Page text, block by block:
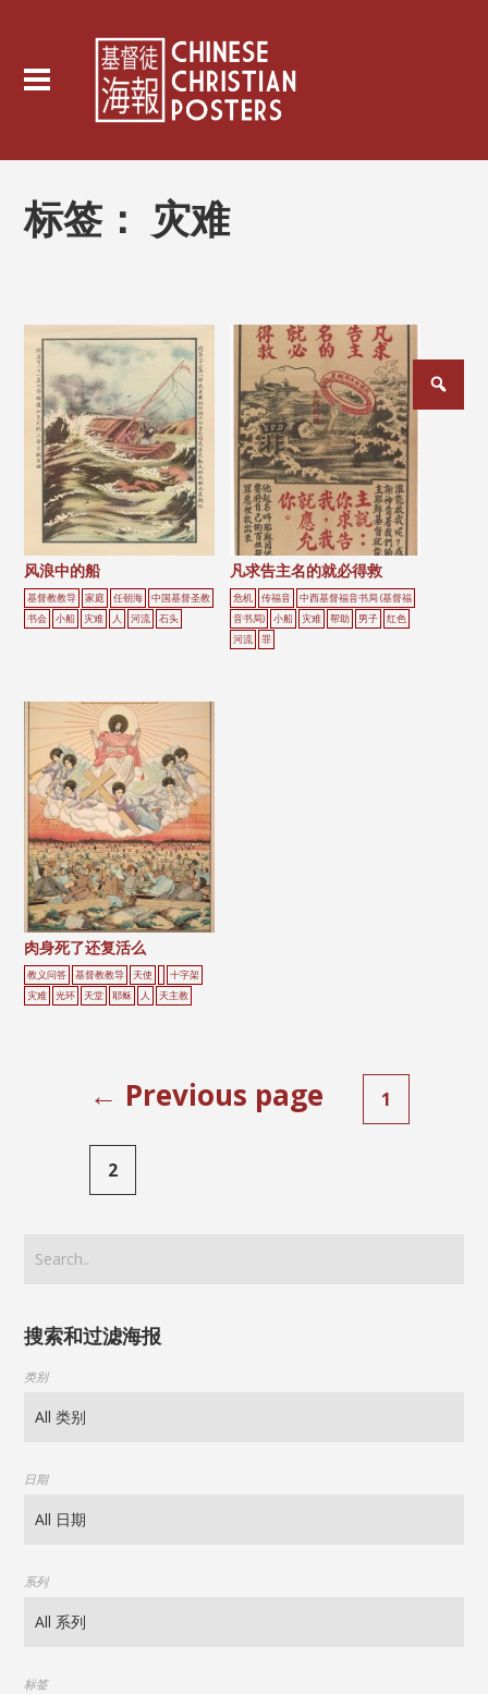
标签： 灾难
风浪中的船
基督教教导 家庭 任朝海
中国基督圣教
书会
小船 灾难 人 河流 石头
凡求告主名的就必得救
危机 传福音
中西基督福音书局 (基督福
音书局)
小船 灾难 帮助 男子
红色
河流
罪
肉身死了还复活么
教义问答 基督教教导 天使
十字架
灾难
光环 天堂 耶稣 人 天主教
文
章
分
页
← Previous page 1
2
搜索和过滤海报
类别
日期
系列
标签